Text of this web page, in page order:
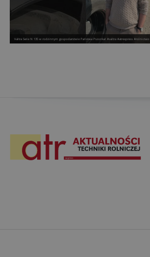
Valtra Serie N 135 w rodzinnym gospodarstwie Państwa Pszonka! #valtra #atrexpress #rolnictwo